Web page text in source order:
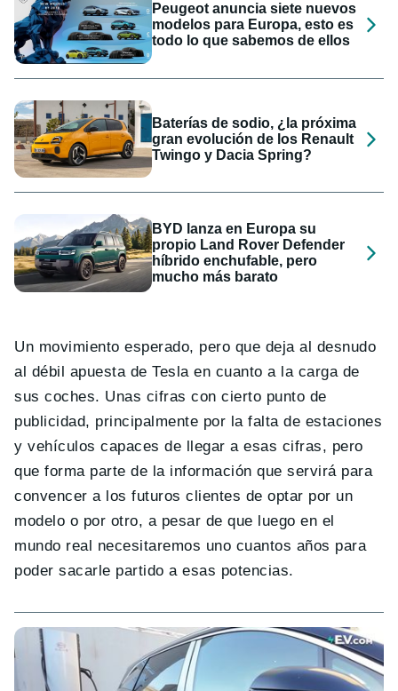
Peugeot anuncia siete nuevos
modelos para Europa, esto es
todo lo que sabemos de ellos
Baterías de sodio, ¿la próxima
gran evolución de los Renault
Twingo y Dacia Spring?
BYD lanza en Europa su
propio Land Rover Defender
híbrido enchufable, pero
mucho más barato
Un movimiento esperado, pero que deja al desnudo
al débil apuesta de Tesla en cuanto a la carga de
sus coches. Unas cifras con cierto punto de
publicidad, principalmente por la falta de estaciones
y vehículos capaces de llegar a esas cifras, pero
que forma parte de la información que servirá para
convencer a los futuros clientes de optar por un
modelo o por otro, a pesar de que luego en el
mundo real necesitaremos uno cuantos años para
poder sacarle partido a esas potencias.